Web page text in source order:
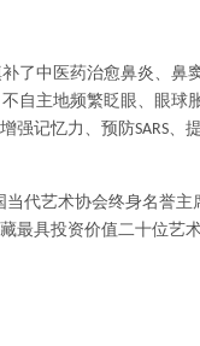
了中医药治愈鼻炎、鼻
自主地频繁眨眼、眼球
强记忆力、预防SARS、
代艺术协会终身名誉
最具投资价值二十位艺